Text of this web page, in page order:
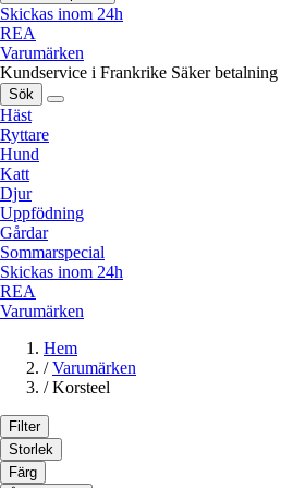
Skickas inom 24h
REA
Varumärken
Kundservice i Frankrike Säker betalning
Sök
Häst
Ryttare
Hund
Katt
Djur
Uppfödning
Gårdar
Sommarspecial
Skickas inom 24h
REA
Varumärken
Hem
/ Varumärken
/ Korsteel
Filter
Storlek
Färg